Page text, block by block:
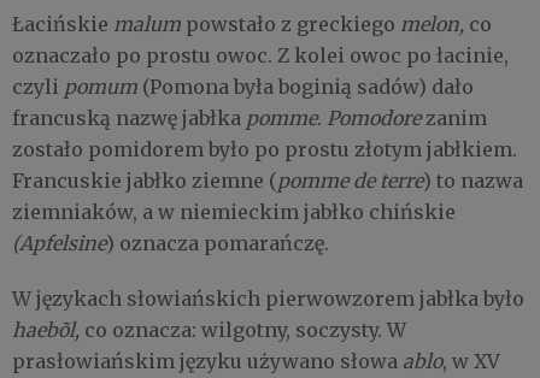
Łacińskie malum powstało z greckiego melon, co
oznaczało po prostu owoc. Z kolei owoc po łacinie,
czyli pomum (Pomona była boginią sadów) dało
francuską nazwę jabłka pomme. Pomodorezanim
zostało pomidorem było po prostu złotym jabłkiem.
Francuskie jabłko ziemne (pomme de terre) to nazwa
ziemniaków, a w niemieckim jabłko chińskie
(Apfelsine) oznacza pomarańczę.
W językach słowiańskich pierwowzorem jabłka było
haebõl, co oznacza: wilgotny, soczysty. W
prasłowiańskim języku używano słowa ablo, w XV